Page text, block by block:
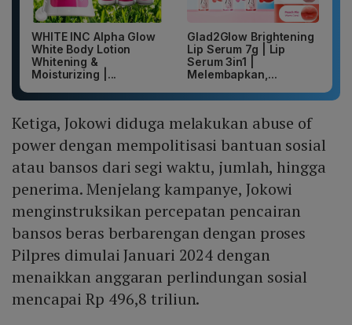
WHITE INC Alpha Glow
White Body Lotion
Whitening &
Moisturizing |...
Glad2Glow Brightening
Lip Serum 7g | Lip
Serum 3in1 |
Melembapkan,...
Ketiga, Jokowi diduga melakukan abuse of
power dengan mempolitisasi bantuan sosial
atau bansos dari segi waktu, jumlah, hingga
penerima. Menjelang kampanye, Jokowi
menginstruksikan percepatan pencairan
bansos beras berbarengan dengan proses
Pilpres dimulai Januari 2024 dengan
menaikkan anggaran perlindungan sosial
mencapai Rp 496,8 triliun.